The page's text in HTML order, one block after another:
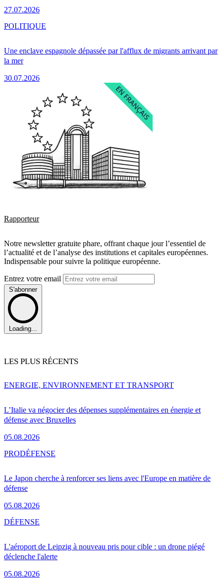
27.07.2026
Une enclave espagnole dépassée par l'afflux de migrants arrivant par
la mer
30.07.2026
POLITIQUE
Rapporteur
Notre newsletter gratuite phare, offrant chaque jour l’essentiel de
l’actualité et de l’analyse des institutions et capitales européennes.
Indispensable pour suivre la politique européenne.
Entrez votre email
S'abonner
Loading...
LES PLUS RÉCENTS
L’Italie va négocier des dépenses supplémentaires en énergie et
défense avec Bruxelles
05.08.2026
ENERGIE, ENVIRONNEMENT ET TRANSPORT
Le Japon cherche à renforcer ses liens avec l'Europe en matière de
défense
05.08.2026
PRODÉFENSE
L'aéroport de Leipzig à nouveau pris pour cible : un drone piégé
déclenche l'alerte
05.08.2026
DÉFENSE